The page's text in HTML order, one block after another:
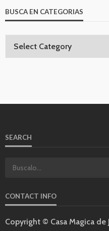
BUSCA EN CATEGORIAS
SEARCH
CONTACT INFO
Copyright © Casa Magica de